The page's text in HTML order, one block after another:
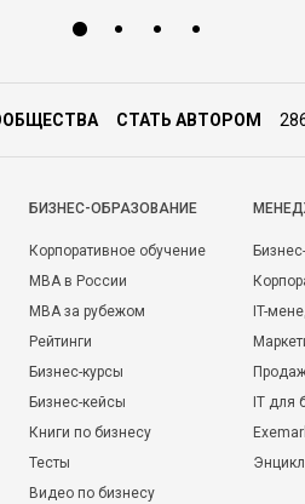
СТАТЬ АВТОРОМ
БИЗНЕС-ОБРАЗОВАНИЕ
Корпоративное обучение
MBA в России
MBA за рубежом
Рейтинги
Бизнес-курсы
Бизнес-кейсы
Книги по бизнесу
Тесты
Видео по бизнесу
IT-
IT для